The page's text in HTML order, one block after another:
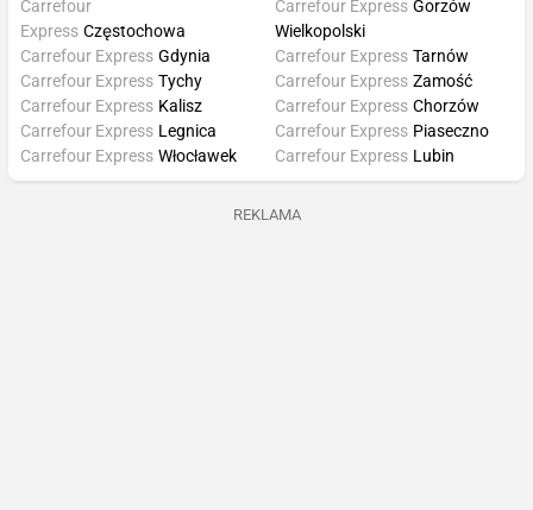
Carrefour
Express Częstochowa
Carrefour Express Gdynia
Carrefour Express Gorzów
Wielkopolski
Carrefour Express Tarnów
Carrefour Express Tychy
Carrefour Express Kalisz
Carrefour Express Legnica
Carrefour Express Włocławek
Carrefour Express Zamość
Carrefour Express Chorzów
Carrefour Express Piaseczno
Carrefour Express Lubin
REKLAMA